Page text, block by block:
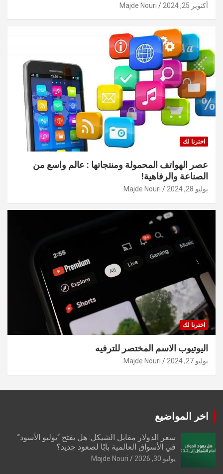
أكتوبر 25, 2024 Majde Nouri
اخترنا لك
عصر الهواتف المحمولة ومنتجاتها : عالم واسع من
الصناعة والرفاهية!
يوليو 28, 2024 Majde Nouri
اخترنا لك
اليوتيوب الاسم المختصر للترفيه
يوليو 27, 2024 Majde Nouri
اخر المواضيع
سعر الدولار مقابل الشيكل: هل يفتح “يوليو الأسود”
في الأسواق العالمية بابًا لصعود جديد؟
يوليو 30, 2026 Majde Nouri